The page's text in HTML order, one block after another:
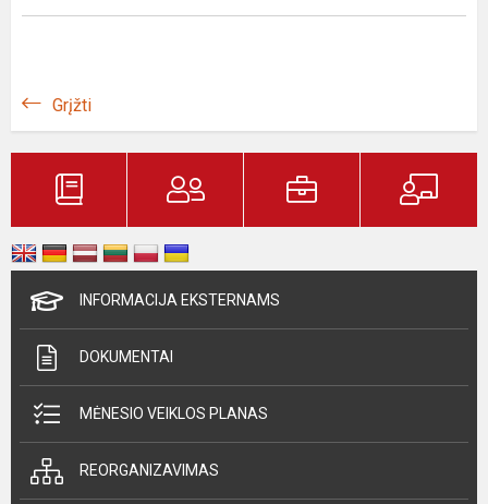
Grįžti
INFORMACIJA EKSTERNAMS
DOKUMENTAI
MĖNESIO VEIKLOS PLANAS
REORGANIZAVIMAS